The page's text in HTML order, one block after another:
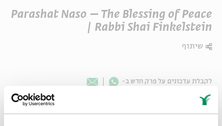
Parashat Naso – The Blessing of Peace
| Rabbi Shai Finkelstein
שיתוף
לקבלת עדכונים על פרק חדש ב- Whatsapp
Email
פרקים נוספים בסדרה